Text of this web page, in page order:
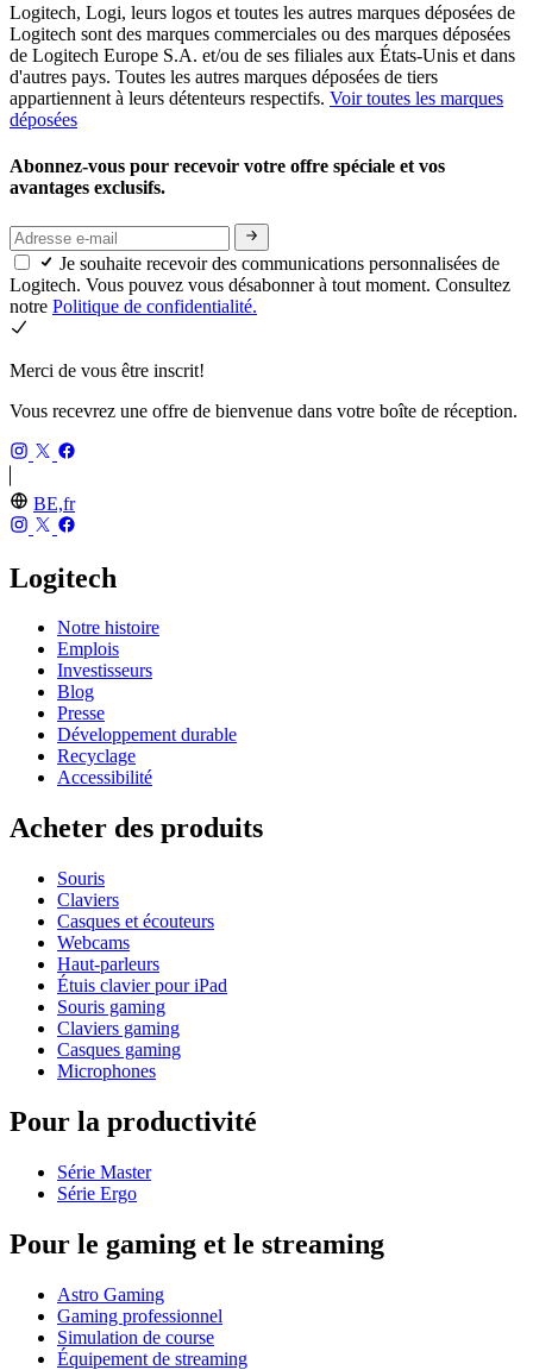
Logitech, Logi, leurs logos et toutes les autres marques déposées de
Logitech sont des marques commerciales ou des marques déposées
de Logitech Europe S.A. et/ou de ses filiales aux États-Unis et dans
d'autres pays. Toutes les autres marques déposées de tiers
appartiennent à leurs détenteurs respectifs. Voir toutes les marques
déposées
Abonnez-vous pour recevoir votre offre spéciale et vos
avantages exclusifs.
Je souhaite recevoir des communications personnalisées de
Logitech. Vous pouvez vous désabonner à tout moment. Consultez
notre Politique de confidentialité.
Merci de vous être inscrit!
Vous recevrez une offre de bienvenue dans votre boîte de réception.
BE,fr
Logitech
Notre histoire
Emplois
Investisseurs
Blog
Presse
Développement durable
Recyclage
Accessibilité
Acheter des produits
Souris
Claviers
Casques et écouteurs
Webcams
Haut-parleurs
Étuis clavier pour iPad
Souris gaming
Claviers gaming
Casques gaming
Microphones
Pour la productivité
Série Master
Série Ergo
Pour le gaming et le streaming
Astro Gaming
Gaming professionnel
Simulation de course
Équipement de streaming